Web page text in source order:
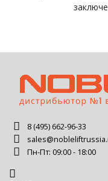
8 (495) 662-96-33
Пн-Пт: 09:00 - 18:00